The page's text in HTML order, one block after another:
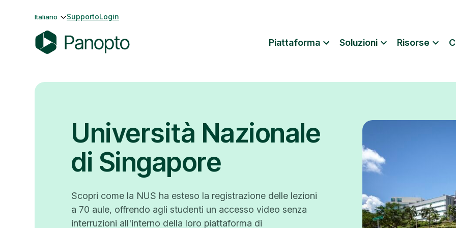
contenuto
Italiano SupportoLogin
n
Piattaforma Soluzioni Risorse
Università Nazionale
di Singapore
Scopri come la NUS ha esteso la registrazione delle lezioni
a 70 aule, offrendo agli studenti un accesso video senza
interruzioni all'interno della loro piattaforma di